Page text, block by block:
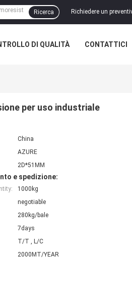
Richiedere un
Ricerca
DI QUALITÀ CONTATTICI
per uso industriale
China
AZURE
2D*51MM
e spedizione:
1000kg
negotiable
280kg/bale
7days
T/T , L/C
2000MT/YEAR